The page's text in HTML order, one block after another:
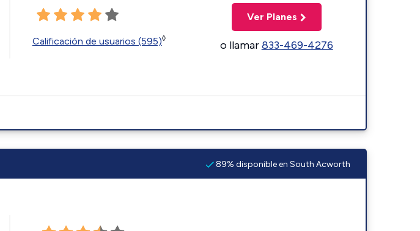
Calificación de usuarios (595)◊
Ver Planes
o llamar833-469-4276
89% disponible en South Acworth